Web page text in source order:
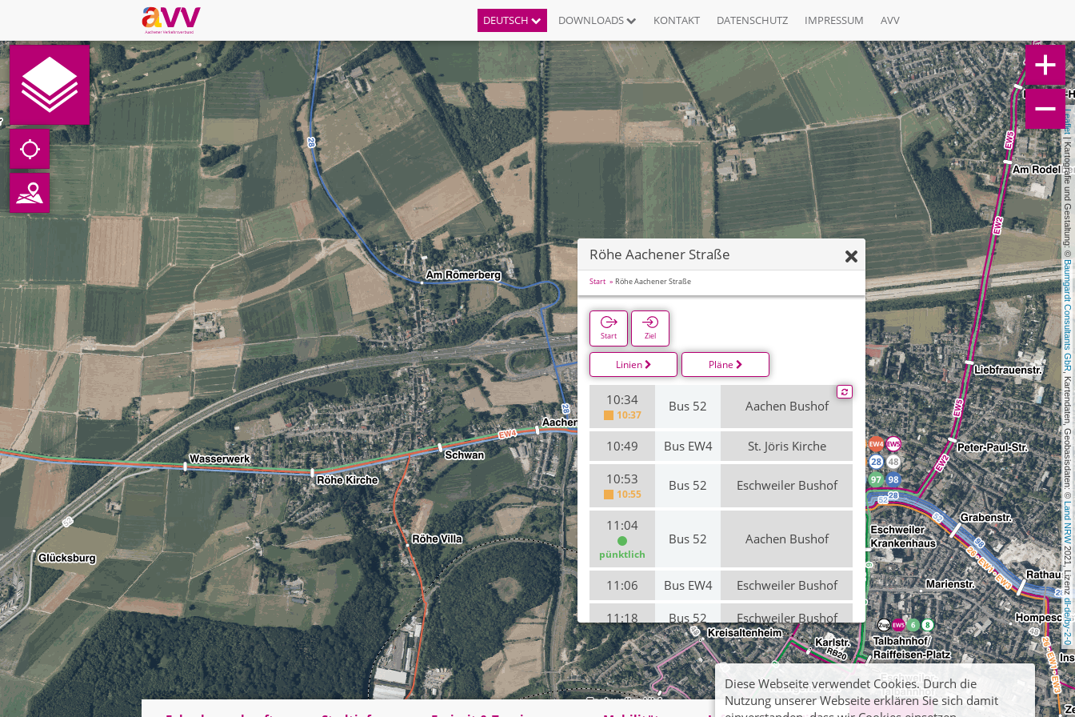
DEUTSCH DOWNLOADS KONTAKT DATENSCHUTZ IMPRESSUM AVV
Leaflet
| Kartografie und Gestaltung: ©
Baumgardt Consultants GbR
, Kartendaten, Geobasisdaten: ©
Land NRW
2021, Lizenz
dl-de/by-2-0
Röhe Aachener Straße
Start Röhe Aachener Straße
Start Ziel
Linien Pläne
10:34
10:37
Bus 52 Aachen Bushof
10:49 Bus EW4 St. Jöris Kirche
10:53
10:55
Bus 52 Eschweiler Bushof
11:04
pünktlich
Bus 52 Aachen Bushof
11:06 Bus EW4 Eschweiler Bushof
11:18 Bus 52 Eschweiler Bushof
11:34 Bus 52 Aachen Bushof
11:48
pünktlich
Bus 52
Eschweiler Bushof
Diese Webseite verwendet Cookies. Durch die
Nutzung unserer Webseite erklären Sie sich damit